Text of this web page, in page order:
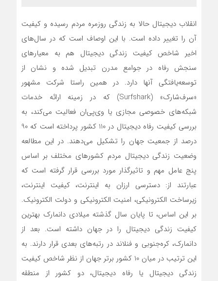
انقلاب دیجیتال حالا به زندگی روزمره مردم رسیده و کیفیت
آن را تغییر داده است. با این اوصاف است که در سال‌های
اخیر شاخص کیفیت زندگی دیجیتال هم به معیارهای
سنجش رفاه در جوامع مدرن تبدیل شده و نشان از
توسعه‌یافتگی آنها دارد. در همین راستا شرکت مشهور
«سرف‌شارک» (Surfshark) که در زمینه ارائه خدمات
شبکه‌های خصوصی مجازی یا وی‌پی‌ان فعالیت می‌کند، به
بررسی کیفیت رفاه دیجیتال در 110 کشور پرداخته است که 90
درصد از جمعیت جهان را تشکیل می‌دهند. در این مطالعه
وضعیت زندگی دیجیتال مردم کشورهای مختلف بر اساس
پنج عامل مهم و تاثیرگذار مورد بررسی قرار گرفته است که
عبارتند از: دسترسی ارزان به اینترنت، کیفیت اینترنت،
زیرساخت الکترونیکی، امنیت الکترونیکی و دولت الکترونیک.
بر این اساس، تا پایان سال گذشته میلادی دانمارک بهترین
کیفیت زندگی دیجیتال را در جهان داشته است. بعد از
دانمارک، کره‌جنوبی و فنلاند در رتبه‌های بعدی قرار دارند. به
این ترتیب در میان 10 کشور برتر جهان از نظر شاخص کیفیت
زندگی دیجیتال یا رفاه دیجیتال، دو کشور از منطقه